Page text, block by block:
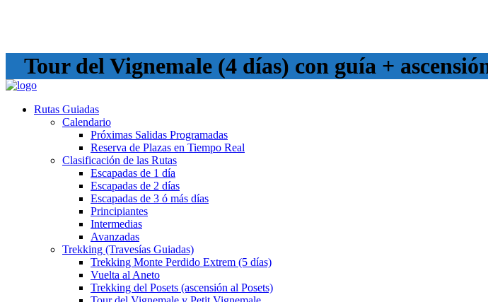
Tour del Vignemale (4 días) con guía +
Rutas Guiadas
Calendario
Próximas Salidas Programadas
Reserva de Plazas en Tiempo Real
Clasificación de las Rutas
Escapadas de 1 día
Escapadas de 2 días
Escapadas de 3 ó más días
Principiantes
Intermedias
Avanzadas
Trekking (Travesías Guiadas)
Trekking Monte Perdido Extrem (5 días)
Vuelta al Aneto
Trekking del Posets (ascensión al Posets)